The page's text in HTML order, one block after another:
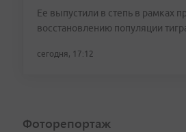
Ее выпустили в степь в рамках
восстановлению популяции
сегодня, 17:12
Фоторепортаж